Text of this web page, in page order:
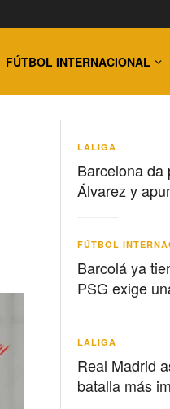
FÚTBOL INTERNACIONAL
LALIGA
Barcelona da
Álvarez y
FÚTBOL
Barcolá ya
PSG exige
LALIGA
Real Madrid
batalla más